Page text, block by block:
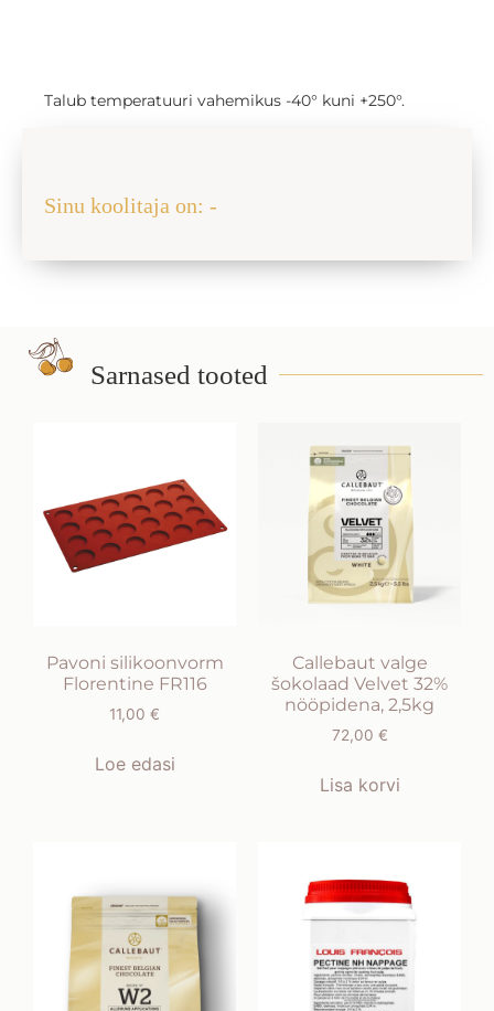
Talub temperatuuri vahemikus -40° kuni +250°.
Sinu koolitaja on: -
Sarnased tooted
Pavoni silikoonvorm
Florentine FR116
11,00 €
Loe edasi
Callebaut valge
šokolaad Velvet 32%
nööpidena, 2,5kg
72,00 €
Lisa korvi